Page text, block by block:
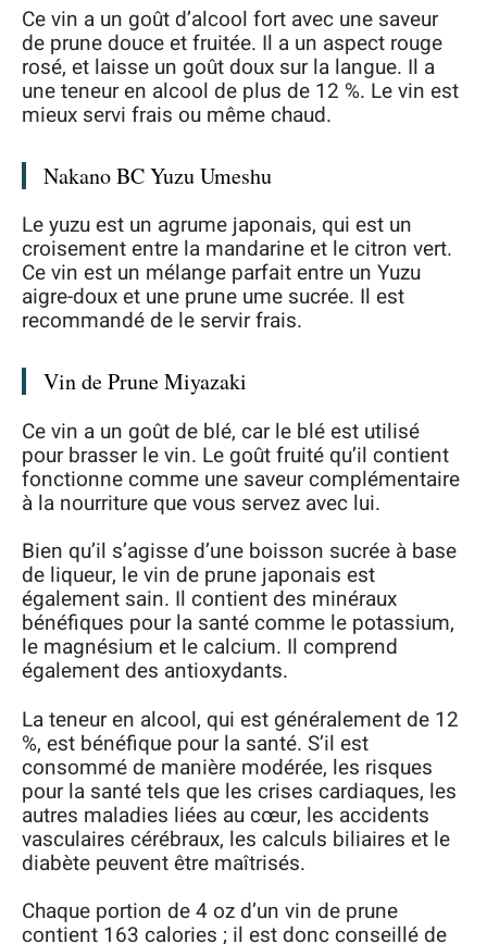
Ce vin a un goût d’alcool fort avec une saveur
de prune douce et fruitée. Il a un aspect rouge
rosé, et laisse un goût doux sur la langue. Il a
une teneur en alcool de plus de 12 %. Le vin est
mieux servi frais ou même chaud.
Nakano BC Yuzu Umeshu
Le yuzu est un agrume japonais, qui est un
croisement entre la mandarine et le citron vert.
Ce vin est un mélange parfait entre un Yuzu
aigre-doux et une prune ume sucrée. Il est
recommandé de le servir frais.
Vin de Prune Miyazaki
Ce vin a un goût de blé, car le blé est utilisé
pour brasser le vin. Le goût fruité qu’il contient
fonctionne comme une saveur complémentaire
à la nourriture que vous servez avec lui.
Bien qu’il s’agisse d’une boisson sucrée à base
de liqueur, le vin de prune japonais est
également sain. Il contient des minéraux
bénéfiques pour la santé comme le potassium,
le magnésium et le calcium. Il comprend
également des antioxydants.
La teneur en alcool, qui est généralement de 12
%, est bénéfique pour la santé. S’il est
consommé de manière modérée, les risques
pour la santé tels que les crises cardiaques, les
autres maladies liées au cœur, les accidents
vasculaires cérébraux, les calculs biliaires et le
diabète peuvent être maîtrisés.
Chaque portion de 4 oz d’un vin de prune
contient 163 calories ; il est donc conseillé de